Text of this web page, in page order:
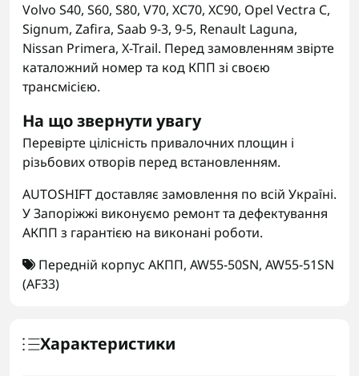
Volvo S40, S60, S80, V70, XC70, XC90, Opel Vectra C,
Signum, Zafira, Saab 9-3, 9-5, Renault Laguna,
Nissan Primera, X-Trail. Перед замовленням звірте
каталожний номер та код КПП зі своєю
трансмісією.
На що звернути увагу
Перевірте цілісність привалочних площин і
різьбових отворів перед встановленням.
AUTOSHIFT доставляє замовлення по всій Україні.
У Запоріжжі виконуємо ремонт та дефектування
АКПП з гарантією на виконані роботи.
Передній корпус АКПП, AW55-50SN, AW55-51SN
(AF33)
Характеристики